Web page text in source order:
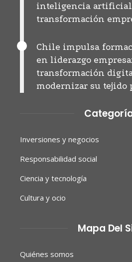
inteligencia artificial
transformación
Chile impulsa
en liderazgo
transformación
modernizar su tejido
Inversiones y negocios
Responsabilidad social
Ciencia y tecnología
Cultura y ocio
Mapa Del
Quiénes somos